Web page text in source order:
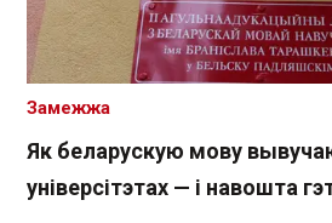
Як беларускую мову
універсітэтах — і навошта
Замежжа